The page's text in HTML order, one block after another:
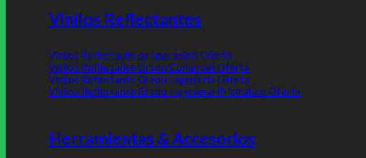
Vinilos Reflectantes
Vinilos Reflectante de Impresión
Vinilos Reflectante Grado Comercial
Vinilos Reflectante Grado Ingeniería
Vinilos Reflectante Grado Ingeniería Prísmatico
Herramientas & Accesorios